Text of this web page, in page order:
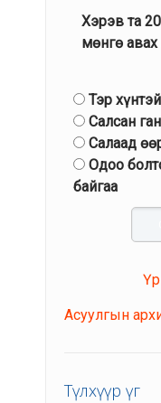
Хэрэв та
мөнгө
Тэр
Салсан
Салаад
Одоо
байгаа
Асуулгын
Түлхүүр үг